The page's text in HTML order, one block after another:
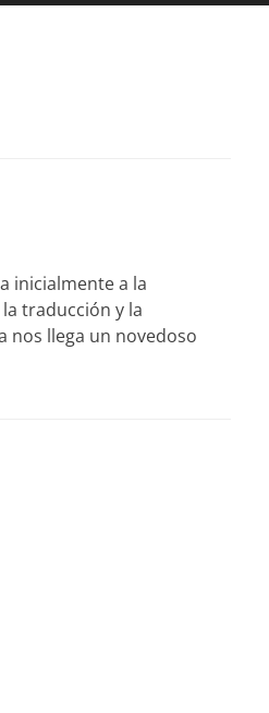
inicialmente a la
traducción y la
nos llega un novedoso